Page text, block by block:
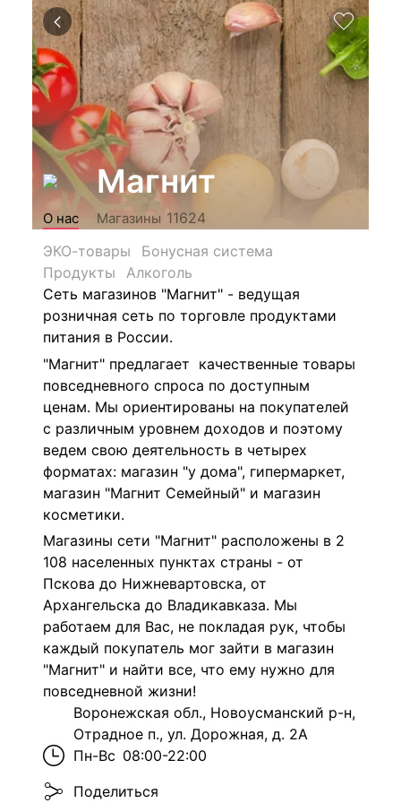
Магнит
О нас Магазины 11624
ЭКО-товары
Бонусная система
Продукты
Алкоголь
Сеть магазинов "Магнит" - ведущая
розничная сеть по торговле продуктами
питания в России.
"Магнит" предлагает качественные товары
повседневного спроса по доступным
ценам. Мы ориентированы на покупателей
с различным уровнем доходов и поэтому
ведем свою деятельность в четырех
форматах: магазин "у дома", гипермаркет,
магазин "Магнит Семейный" и магазин
косметики.
Магазины сети "Магнит" расположены в 2
108 населенных пунктах страны - от
Пскова до Нижневартовска, от
Архангельска до Владикавказа. Мы
работаем для Вас, не покладая рук, чтобы
каждый покупатель мог зайти в магазин
"Магнит" и найти все, что ему нужно для
повседневной жизни!
Воронежская обл., Новоусманский р-н,
Отрадное п., ул. Дорожная, д. 2А
Пн-Вс 08:00-22:00
Поделиться